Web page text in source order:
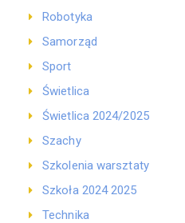
Robotyka
Samorząd
Sport
Świetlica
Świetlica 2024/2025
Szachy
Szkolenia warsztaty
Szkoła 2024 2025
Technika